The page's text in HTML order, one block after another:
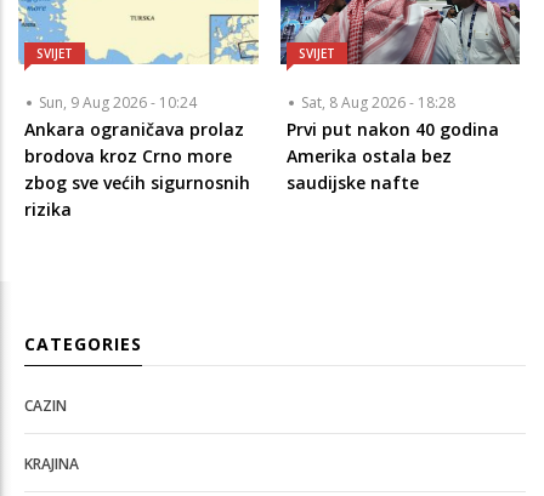
SVIJET
Sun, 9 Aug 2026 - 10:24
Ankara ograničava prolaz
brodova kroz Crno more
zbog sve većih sigurnosnih
rizika
SVIJET
Sat, 8 Aug 2026 - 18:28
Prvi put nakon 40 godina
Amerika ostala bez
saudijske nafte
CATEGORIES
CAZIN
KRAJINA